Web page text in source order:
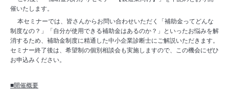
催いたします。
本セミナーでは、皆さんからお問い合わせいただく「補助金ってどんな
制度なの？」「自分が使用できる補助金はあるのか？」といったお悩みを解
消するため、補助金制度に精通した中小企業診断士にご解説いただきます。
セミナー終了後は、希望制の個別相談会も実施しますので、この機会にぜひ
お申込みください。
■開催概要